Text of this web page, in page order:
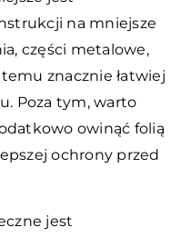
na mniejsze
części metalowe,
znacznie łatwiej
Poza tym, warto
owinąć folią
ochrony przed
jest